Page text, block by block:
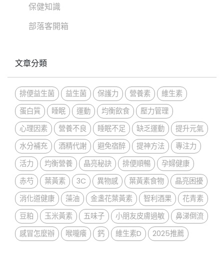
保健知識
部落客開箱
文章分類
排便益生菌 益生菌 保護力 營養素
維生素
蛋白質
睡眠 運動 均衡飲食
壓力管理
心理因素
營養不良 睡眠不足 缺乏運動
提升元氣
水分補充
酒精代謝 避免宿醉 提神方法
專注力
活力
均衡營養 晶亮秘訣 排便順暢
孕婦健康
赤芍
葉黃素 3C 異物感 葉黃素食物
晶亮困擾
消化道健康
藻油 金盞花葉黃素 智利酒果
花青素
豆粕
玉米黃素 五味子 小朋友皮膚過敏
鼻涕倒流
感冒怎麼辦
喉嚨癢 鈣 維生素D 2025推薦